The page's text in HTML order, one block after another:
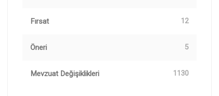
Fırsat 12
Öneri 5
Mevzuat Değişiklikleri 1130